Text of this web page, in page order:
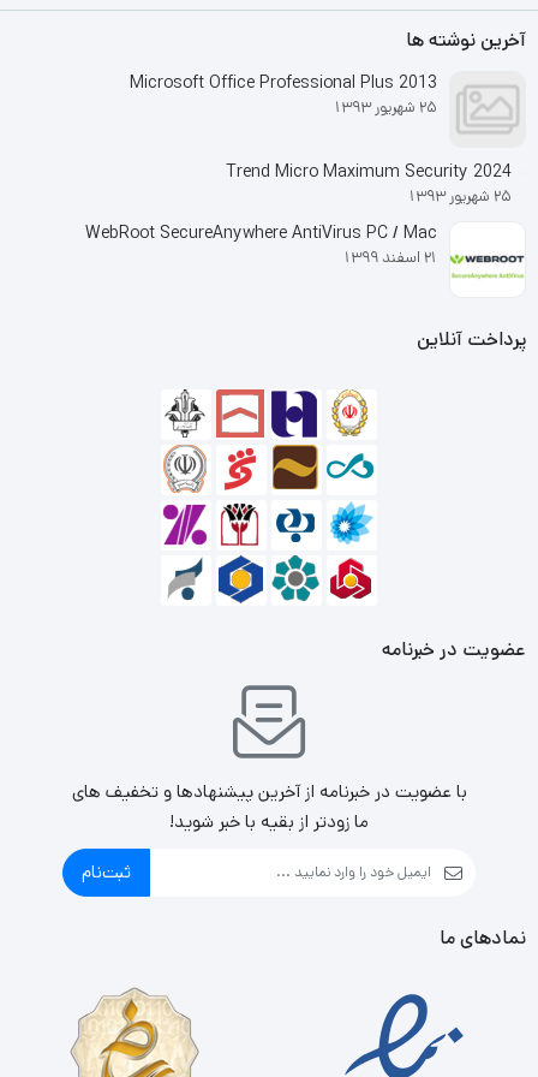
آخرین نوشته ها
Microsoft Office Professional Plus 2013
25 شهریور 1393
Trend Micro Maximum Security 2024
25 شهریور 1393
WebRoot SecureAnywhere AntiVirus PC / Mac
21 اسفند 1399
پرداخت آنلاین
عضویت در خبرنامه
با عضویت در خبرنامه از آخرین پیشنهادها و تخفیف های
ما زودتر از بقیه با خبر شوید!
ثبت‌نام
نمادهای ما